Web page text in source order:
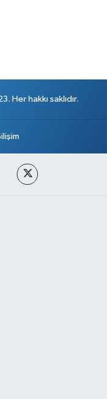
Her hakkı saklıdır.